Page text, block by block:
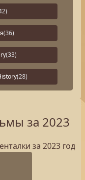
(36)
(33)
(28)
за 2023
за 2023 год